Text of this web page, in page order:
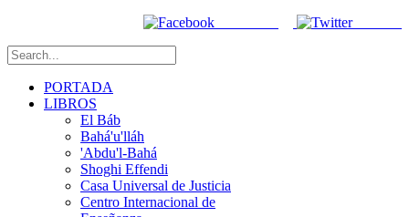
PORTADA
LIBROS
El Báb
Bahá'u'lláh
'Abdu'l-Bahá
Shoghi Effendi
Casa Universal de Justicia
Centro Internacional de